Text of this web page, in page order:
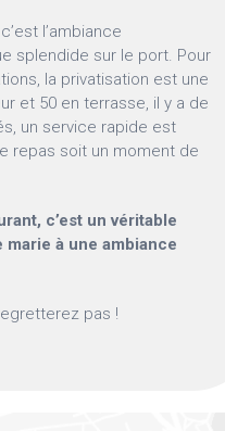
l’ambiance
splendide sur le port. Pour
la privatisation est une
et 50 en terrasse, il y a de
un service rapide est
repas soit un moment de
c’est un véritable
à une ambiance
pas !